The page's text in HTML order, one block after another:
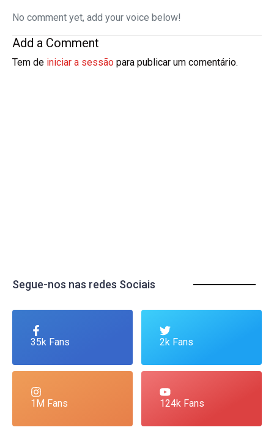
No comment yet, add your voice below!
Add a Comment
Tem de iniciar a sessão para publicar um comentário.
Segue-nos nas redes Sociais
35k Fans 2k Fans
1M Fans 124k Fans